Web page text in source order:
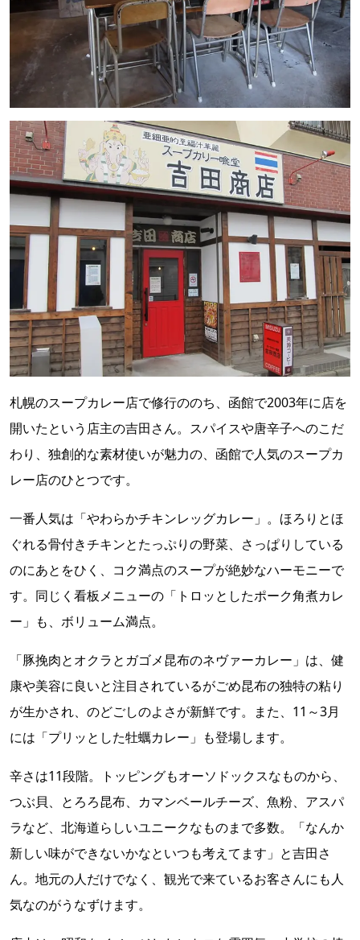
札幌のスープカレー店で修行ののち、函館で2003年に店を
開いたという店主の吉田さん。スパイスや唐辛子へのこだ
わり、独創的な素材使いが魅力の、函館で人気のスープカ
レー店のひとつです。
一番人気は「やわらかチキンレッグカレー」。ほろりとほ
ぐれる骨付きチキンとたっぷりの野菜、さっぱりしている
のにあとをひく、コク満点のスープが絶妙なハーモニーで
す。同じく看板メニューの「トロッとしたポーク角煮カレ
ー」も、ボリューム満点。
「豚挽肉とオクラとガゴメ昆布のネヴァーカレー」は、健
康や美容に良いと注目されているがごめ昆布の独特の粘り
が生かされ、のどごしのよさが新鮮です。また、11～3月
には「プリッとした牡蠣カレー」も登場します。
辛さは11段階。トッピングもオーソドックスなものから、
つぶ貝、とろろ昆布、カマンベールチーズ、魚粉、アスパ
ラなど、北海道らしいユニークなものまで多数。「なんか
新しい味ができないかなといつも考えてます」と吉田さ
ん。地元の人だけでなく、観光で来ているお客さんにも人
気なのがうなずけます。